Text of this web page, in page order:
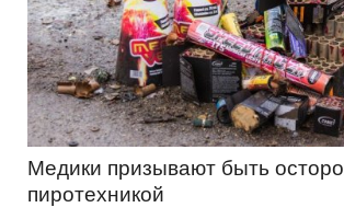
Медики призывают быть
пиротехникой